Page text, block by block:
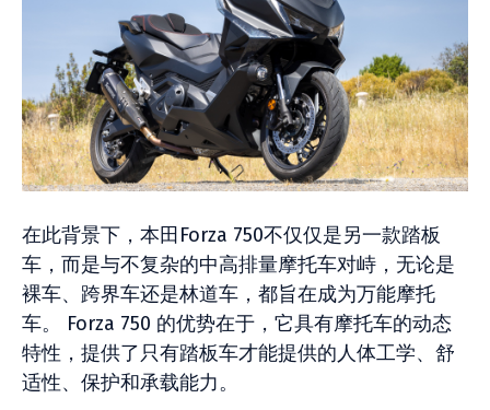
在此背景下，本田Forza 750不仅仅是另一款踏板
车，而是与不复杂的中高排量摩托车对峙，无论是
裸车、跨界车还是林道车，都旨在成为万能摩托
车。 Forza 750 的优势在于，它具有摩托车的动态
特性，提供了只有踏板车才能提供的人体工学、舒
适性、保护和承载能力。